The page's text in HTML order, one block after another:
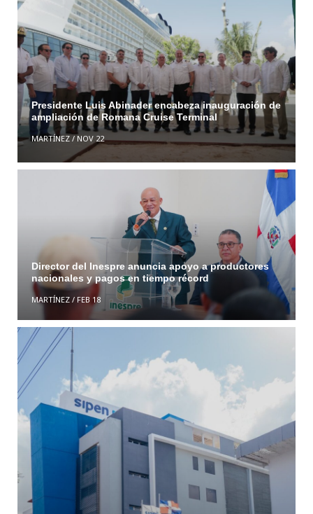
Presidente Luis Abinader encabeza inauguración de
ampliación de Romana Cruise Terminal
MARTÍNEZ/ NOV 22
Director del Inespre anuncia apoyo a productores
nacionales y pagos en tiempo récord
MARTÍNEZ/ FEB 18